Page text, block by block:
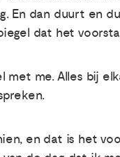
En dan duurt en
dat het
met me. Alles bij
en dat is het